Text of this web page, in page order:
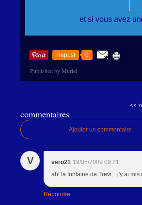
et si vous avez
Repost 0
Published by Muriel
<<
commentaires
Ajouter un commentaire
V vero21 19/05/2009 09:21
ah! la fontaine de Trevi... j'y ai
Répondre